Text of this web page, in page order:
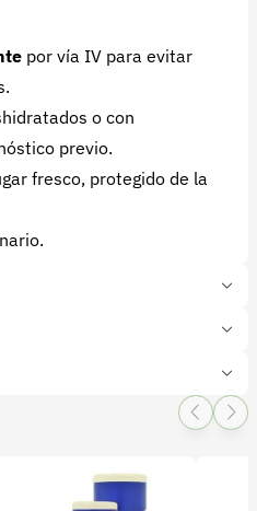
por vía IV para evitar
o con
previo.
fresco, protegido de la
de Calcio en bovinos?
para
prevenir y tratar la
común en animales